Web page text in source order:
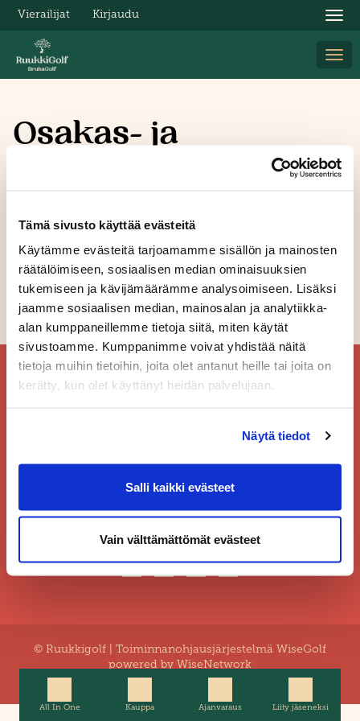
Tämä sivusto käyttää evästeitä
Käytämme evästeitä tarjoamamme sisällön ja mainosten
räätälöimiseen, sosiaalisen median ominaisuuksien
tukemiseen ja kävijämäärämme analysoimiseen. Lisäksi
jaamme sosiaalisen median, mainosalan ja analytiikka-
alan kumppaneillemme tietoja siitä, miten käytät
sivustoamme. Kumppanimme voivat yhdistää näitä
tietoja muihin tietoihin, joita olet antanut heille tai joita on
kerätty, kun olet käyttänyt heidän palvelujaan.
Näytä tiedot
Salli kaikki evästeet
Vain välttämättömät evästeet
Vierailijat Kirjaudu
All In One Kauppa Ajanvaraus Liity jäseneksi
Osakas- ja
019-245 4485
Yhteystiedot
© Ruukkigolf | Toiminnanohjausjärjestelmä WiseGolf
powered by WiseNetwork